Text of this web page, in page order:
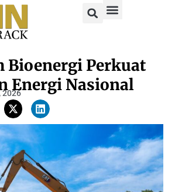
Bioenergi Perkuat
Energi Nasional
2026